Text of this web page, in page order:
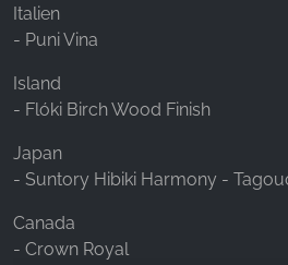
Italien
- Puni Vina
Island
- Flóki Birch Wood Finish
Japan
- Suntory Hibiki Harmony -
Canada
- Crown Royal